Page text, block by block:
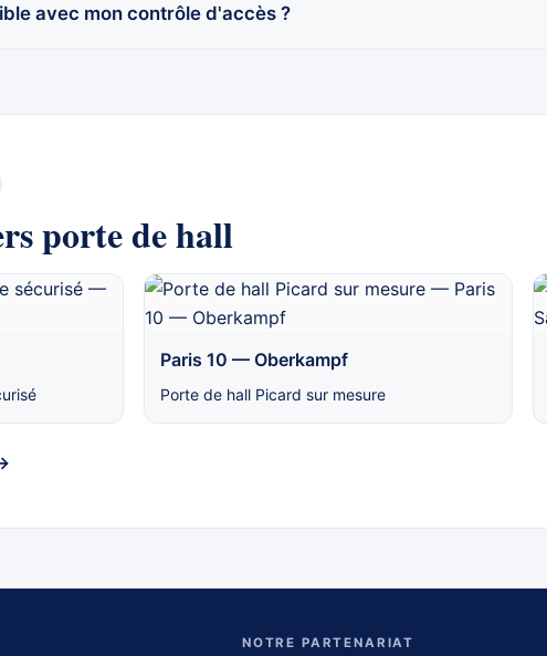
avec mon contrôle d'accès ?
porte de hall
Paris 10 — Oberkampf
Porte de hall Picard sur mesure
NOTRE PARTENARIAT